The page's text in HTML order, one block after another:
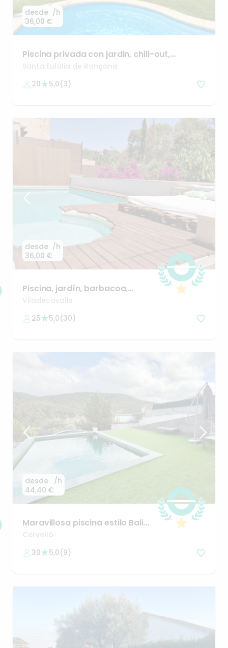
desde
36,00 €
/h
Piscina privada con jardin​,​ chill-out​,​
barbacoay zona infan
Santa Eulàlia de Ronçana
20
5,0(3)
desde
36,00 €
/h
Piscina​,​ jardín​,​ barbacoa​,​
pergola con
Viladecavalls
25
5,0(30)
desde
44,40 €
/h
Maravillosa piscina estilo Bali
con vistas
Cervelló
30
5,0(9)